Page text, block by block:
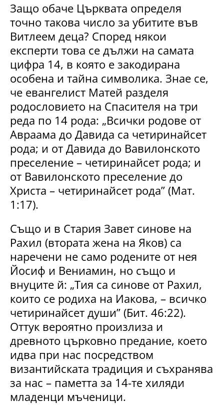
Защо обаче Църквата определя
точно такова число за убитите във
Витлеем деца? Според някои
експерти това се дължи на самата
цифра 14, в която е закодирана
особена и тайна символика. Знае се,
че евангелист Матей разделя
родословието на Спасителя на три
реда по 14 рода: „Всички родове от
Авраама до Давида са четиринайсет
рода; и от Давида до Вавилонското
преселение – четиринайсет рода; и
от Вавилонското преселение до
Христа – четиринайсет рода” (Мат.
1:17).
Също и в Стария Завет синове на
Рахил (втората жена на Яков) са
наречени не само родените от нея
Йосиф и Вениамин, но също и
внуците й: „Тия са синове от Рахил,
които се родиха на Иакова, – всичко
четиринайсет души” (Бит. 46:22).
Оттук вероятно произлиза и
древното църковно предание, което
идва при нас посредством
византийската традиция и съхранява
за нас – паметта за 14-те хиляди
младенци мъченици.